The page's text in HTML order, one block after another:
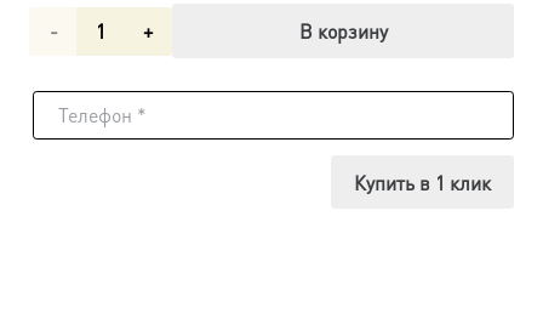
Количество
Алексий,
В корзину
Купить в 1 клик